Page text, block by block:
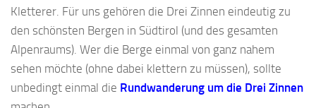
Kletterer. Für uns gehören die Drei Zinnen eindeutig zu
den schönsten Bergen in Südtirol (und des gesamten
Alpenraums). Wer die Berge einmal von ganz nahem
sehen möchte (ohne dabei klettern zu müssen), sollte
unbedingt einmal die Rundwanderung um die Drei Zinnen